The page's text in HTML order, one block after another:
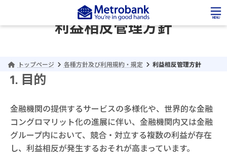
テ
ゲ
利益相反管理方針
トップページ 各種方針及び利用規約・規定 利益相反管理方針
目的
金融機関の提供するサービスの多様化や、世界的な金融
コングロマリット化の進展に伴い、金融機関内又は金融
グループ内において、競合・対立する複数の利益が存在
し、利益相反が発生するおそれが高まっています。
MENU